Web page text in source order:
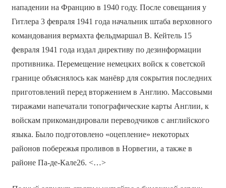
нападении на Францию в 1940 году. После совещания у
Гитлера 3 февраля 1941 года начальник штаба верховного
командования вермахта фельдмаршал В. Кейтель 15
февраля 1941 года издал директиву по дезинформации
противника. Перемещение немецких войск к советской
границе объяснялось как манёвр для сокрытия последних
приготовлений перед вторжением в Англию. Массовыми
тиражами напечатали топографические карты Англии, к
войскам прикомандировали переводчиков с английского
языка. Было подготовлено «оцепление» некоторых
районов побережья проливов в Норвегии, а также в
районе Па-де-Кале26. <…>